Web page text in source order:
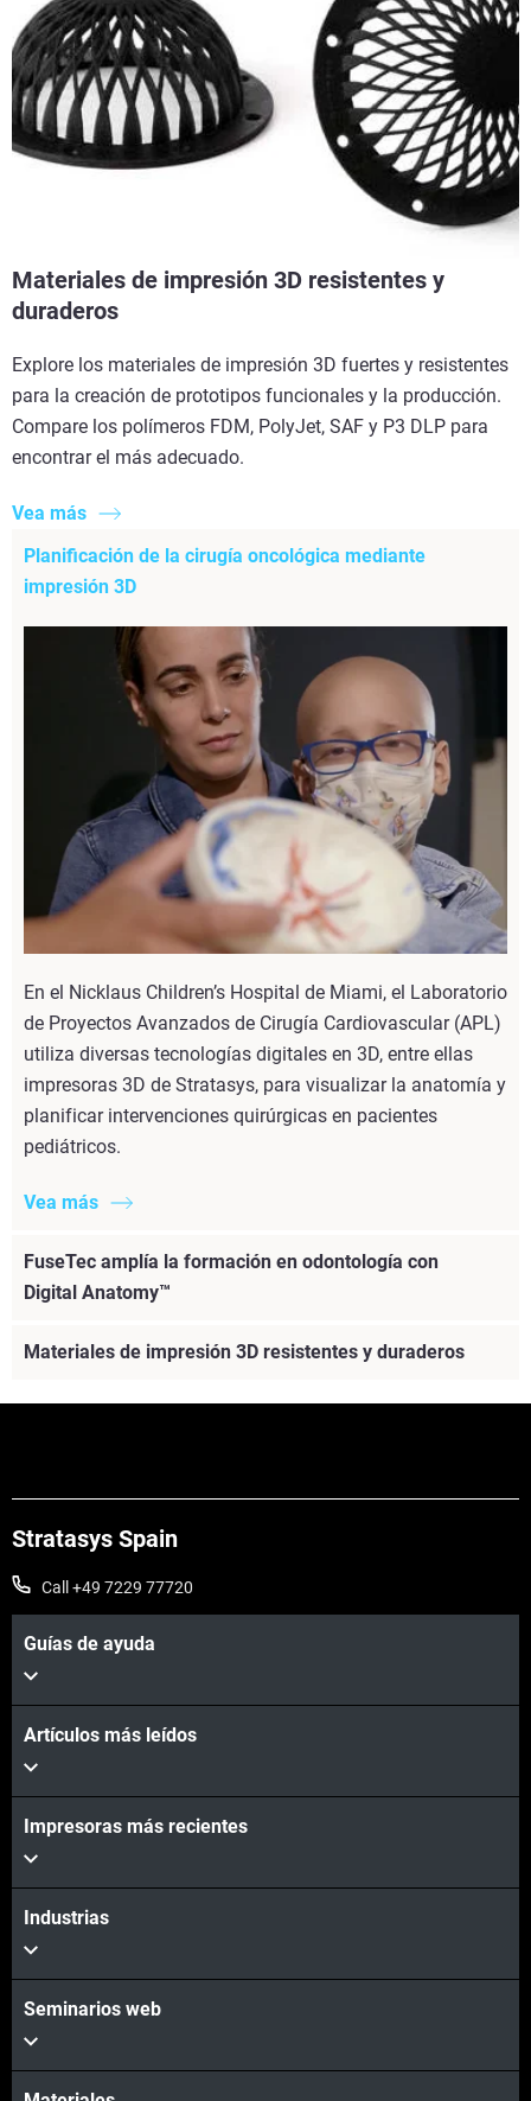
Materiales de impresión 3D resistentes y
duraderos
Explore los materiales de impresión 3D fuertes y resistentes
para la creación de prototipos funcionales y la producción.
Compare los polímeros FDM, PolyJet, SAF y P3 DLP para
encontrar el más adecuado.
Vea más
Planificación de la cirugía oncológica mediante
impresión 3D
En el Nicklaus Children’s Hospital de Miami, el Laboratorio
de Proyectos Avanzados de Cirugía Cardiovascular (APL)
utiliza diversas tecnologías digitales en 3D, entre ellas
impresoras 3D de Stratasys, para visualizar la anatomía y
planificar intervenciones quirúrgicas en pacientes
pediátricos.
Vea más
FuseTec amplía la formación en odontología con
Digital Anatomy™
Vea más
Materiales de impresión 3D resistentes y duraderos
Vea más
Stratasys Spain
Call +49 7229 77720
Guías de ayuda
Artículos más leídos
Impresoras más recientes
Industrias
Seminarios web